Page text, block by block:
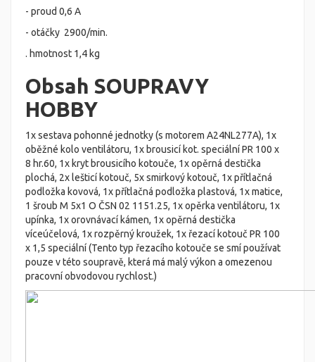
- proud 0,6 A
- otáčky 2900/min.
. hmotnost 1,4 kg
Obsah SOUPRAVY
HOBBY
1x sestava pohonné jednotky (s motorem A24NL277A), 1x
oběžné kolo ventilátoru, 1x brousicí kot. speciální PR 100 x
8 hr.60, 1x kryt brousicího kotouče, 1x opěrná destička
plochá, 2x lešticí kotouč, 5x smirkový kotouč, 1x přítlačná
podložka kovová, 1x přítlačná podložka plastová, 1x matice,
1 šroub M 5x1 O ČSN 02 1151.25, 1x opěrka ventilátoru, 1x
upínka, 1x orovnávací kámen, 1x opěrná destička
víceúčelová, 1x rozpěrný kroužek, 1x řezací kotouč PR 100
x 1,5 speciální (Tento typ řezacího kotouče se smí používat
pouze v této soupravě, která má malý výkon a omezenou
pracovní obvodovou rychlost.)